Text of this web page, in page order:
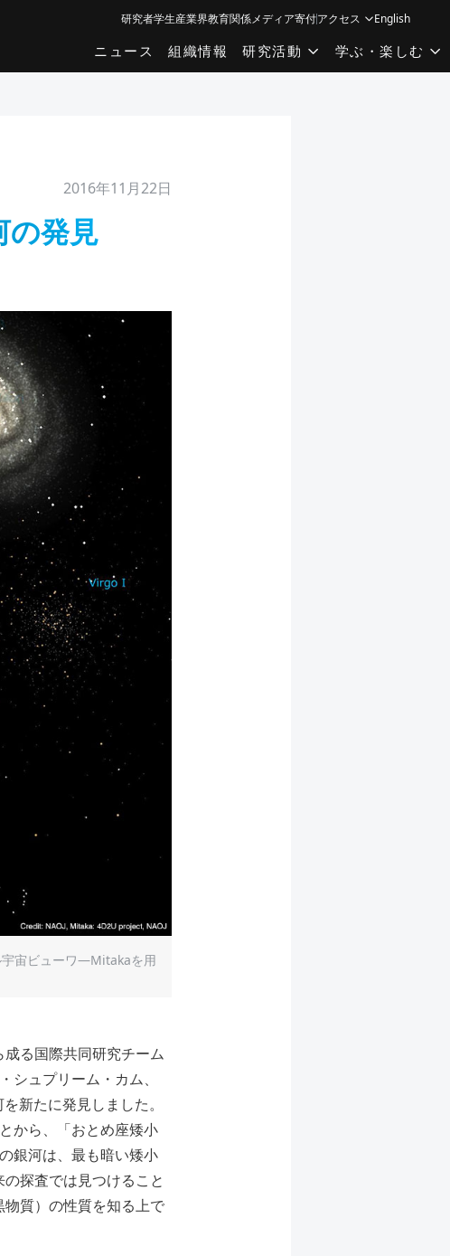
ニュース 組織情報 研究活動 学ぶ・楽しむ
研究者学生産業界教育関係メディア寄付アクセス English
2016年11月22日
の発見
宇宙ビューワ―Mitakaを用
る国際共同研究チーム
ュプリーム・カム、
新たに発見しました。
から、「おとめ座矮小
銀河は、最も暗い矮小
探査では見つけること
質）の性質を知る上で